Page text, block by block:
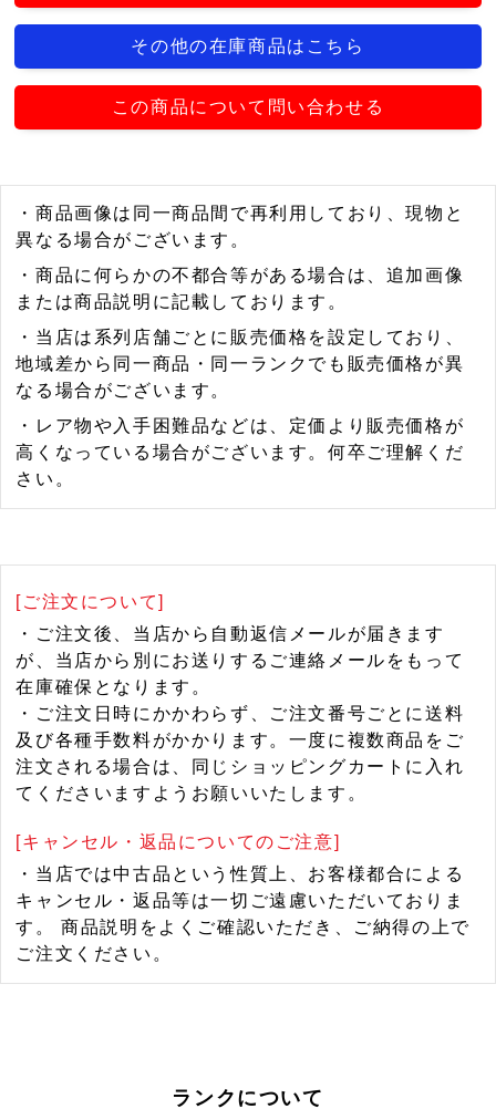
その他の在庫商品はこちら
この商品について問い合わせる
・商品画像は同一商品間で再利用しており、現物と
異なる場合がございます。
・商品に何らかの不都合等がある場合は、追加画像
または商品説明に記載しております。
・当店は系列店舗ごとに販売価格を設定しており、
地域差から同一商品・同一ランクでも販売価格が異
なる場合がございます。
・レア物や入手困難品などは、定価より販売価格が
高くなっている場合がございます。何卒ご理解くだ
さい。
[ご注文について]
・ご注文後、当店から自動返信メールが届きます
が、当店から別にお送りするご連絡メールをもって
在庫確保となります。
・ご注文日時にかかわらず、ご注文番号ごとに送料
及び各種手数料がかかります。一度に複数商品をご
注文される場合は、同じショッピングカートに入れ
てくださいますようお願いいたします。
[キャンセル・返品についてのご注意]
・当店では中古品という性質上、お客様都合による
キャンセル・返品等は一切ご遠慮いただいておりま
す。 商品説明をよくご確認いただき、ご納得の上で
ご注文ください。
ランクについて